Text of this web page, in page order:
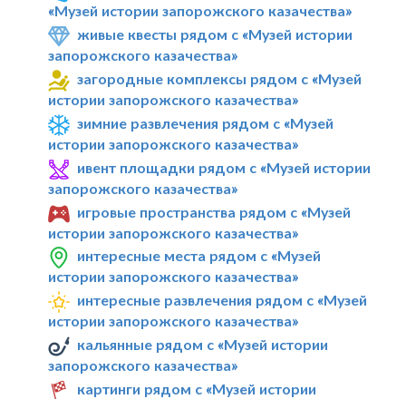
«Музей истории запорожского казачества»
живые квесты рядом с «Музей истории
запорожского казачества»
загородные комплексы рядом с «Музей
истории запорожского казачества»
зимние развлечения рядом с «Музей
истории запорожского казачества»
ивент площадки рядом с «Музей истории
запорожского казачества»
игровые пространства рядом с «Музей
истории запорожского казачества»
интересные места рядом с «Музей
истории запорожского казачества»
интересные развлечения рядом с «Музей
истории запорожского казачества»
кальянные рядом с «Музей истории
запорожского казачества»
картинги рядом с «Музей истории